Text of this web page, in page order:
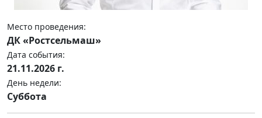
Место проведения:
ДК «Ростсельмаш»
Дата события:
21.11.2026 г.
День недели:
Суббота